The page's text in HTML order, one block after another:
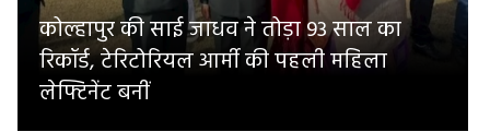
कोल्हापुर की साई जाधव ने तोड़ा 93 साल का
रिकॉर्ड, टेरिटोरियल आर्मी की पहली महिला
लेफ्टिनेंट बनीं